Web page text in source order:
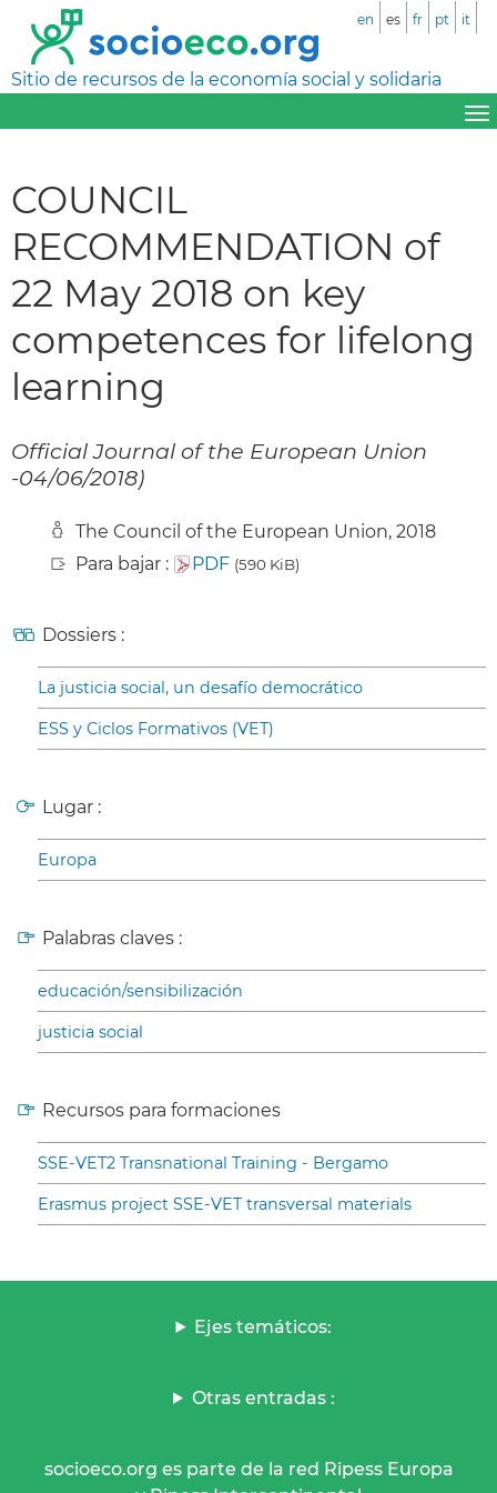
Sitio de recursos de la economía social y solidaria
en es fr pt it
COUNCIL
RECOMMENDATION of
22 May 2018 on key
competences for lifelong
learning
Official Journal of the European Union
-04/06/2018)
The Council of the European Union, 2018
Para bajar :
PDF (590 KiB)
Dossiers :
La justicia social, un desafío democrático
ESS y Ciclos Formativos (VET)
Lugar :
Europa
Palabras claves :
educación/sensibilización
justicia social
Recursos para formaciones
SSE-VET2 Transnational Training - Bergamo
Erasmus project SSE-VET transversal materials
Ejes temáticos:
Otras entradas :
socioeco.org es parte de la red Ripess Europa